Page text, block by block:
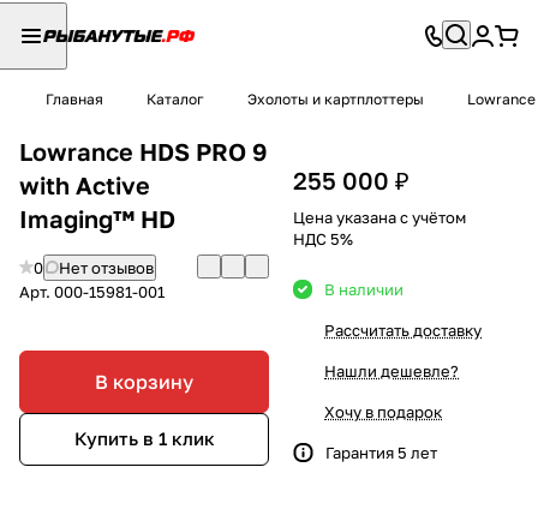
Главная Каталог Эхолоты и картплоттеры Lowrance
Lowrance HDS PRO 9
with Active
Imaging™ HD
0
Нет отзывов
Арт. 000-15981-001
В корзину
Купить в 1 клик
255 000 ₽
Цена указана с учётом
НДС 5%
В наличии
Рассчитать доставку
Нашли дешевле?
Хочу в подарок
Гарантия 5 лет